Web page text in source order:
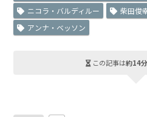
ニコラ・バルディルー
柴田俊
アンナ・ベッソン
この記事は約14分